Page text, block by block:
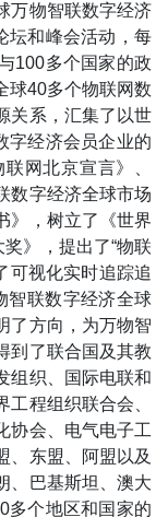
万物智联数字经济
坛和峰会活动，每
100多个国家的政
球40多个物联网数
关系，汇集了以世
字经济会员企业的
网北京宣言》、
数字经济全球市场
》，树立了《世界
》，提出了“物联
可视化实时追踪追
智联数字经济全球
了方向，为万物智
到了联合国及其教
组织、国际电联和
程组织联合会、
协会、电气电子工
、东盟、阿盟以及
、巴基斯坦、澳大
多个地区和国家的